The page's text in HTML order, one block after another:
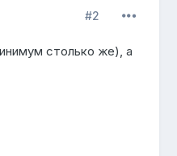
#2
столько же), а